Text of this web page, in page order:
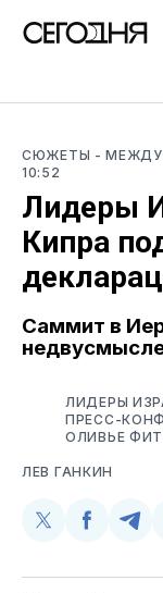
СЮЖЕТЫ -
10:52
Лидеры
Кипра
Саммит в
ЛИДЕРЫ
ПРЕСС-
ОЛИВЬЕ
ЛЕВ ГАНКИН
Поделиться
Twitter